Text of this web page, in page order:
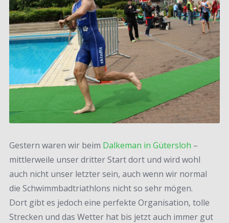
Gestern waren wir beim Dalkeman in Gütersloh –
mittlerweile unser dritter Start dort und wird wohl
auch nicht unser letzter sein, auch wenn wir normal
die Schwimmbadtriathlons nicht so sehr mögen.
Dort gibt es jedoch eine perfekte Organisation, tolle
Strecken und das Wetter hat bis jetzt auch immer gut